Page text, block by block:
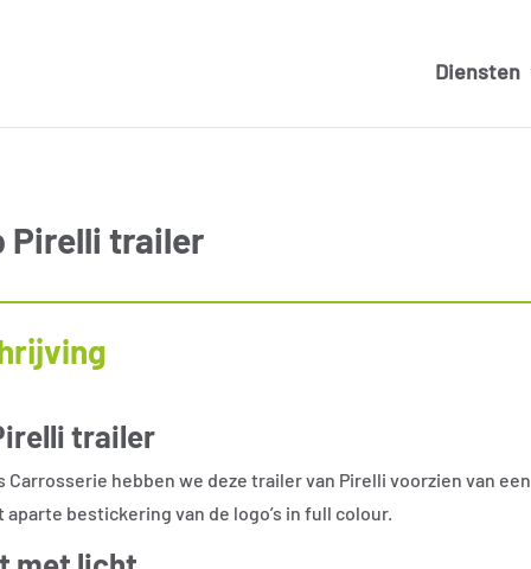
Diensten
Pirelli trailer
trailer
Carrosserie hebben we deze trailer van Pirelli voorzien van een
bestickering van de logo’s in full colour.